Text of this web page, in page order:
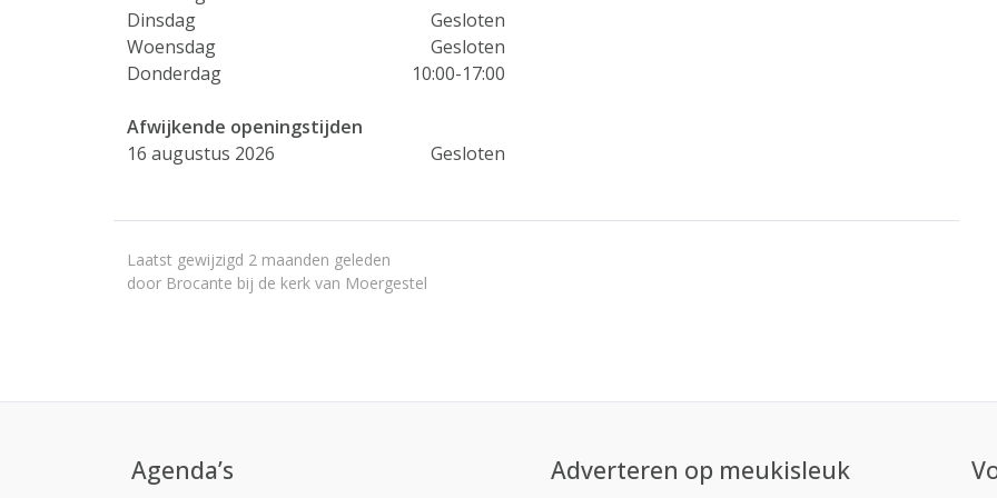
Dinsdag
Gesloten
Woensdag
Gesloten
Donderdag
10:00-17:00
Afwijkende openingstijden
16 augustus 2026
Gesloten
Laatst gewijzigd 2 maanden geleden
door Brocante bij de kerk van Moergestel
Agenda’s Adverteren op meukisleuk